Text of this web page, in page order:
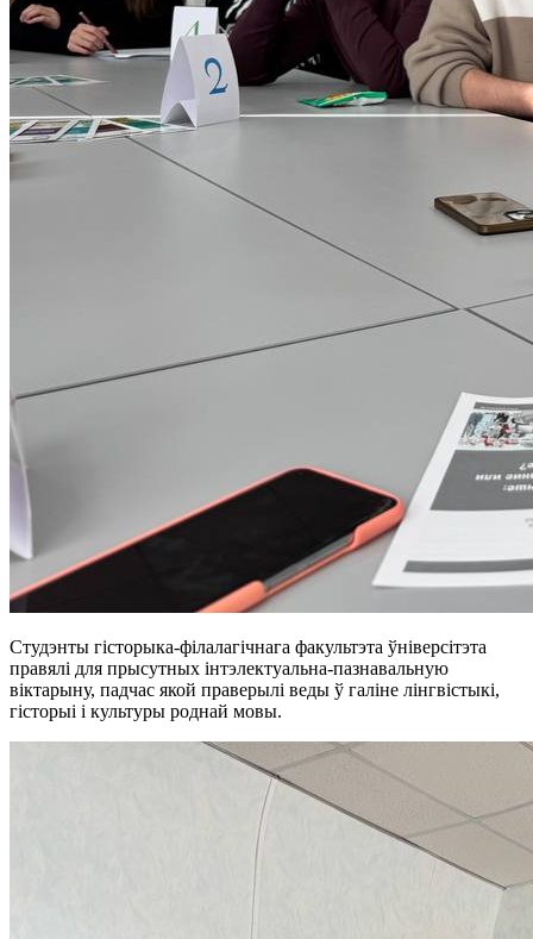
Студэнты гісторыка-філалагічнага факультэта ўніверсітэта
правялі для прысутных інтэлектуальна-пазнавальную
віктарыну, падчас якой праверылі веды ў галіне лінгвістыкі,
гісторыі і культуры роднай мовы.